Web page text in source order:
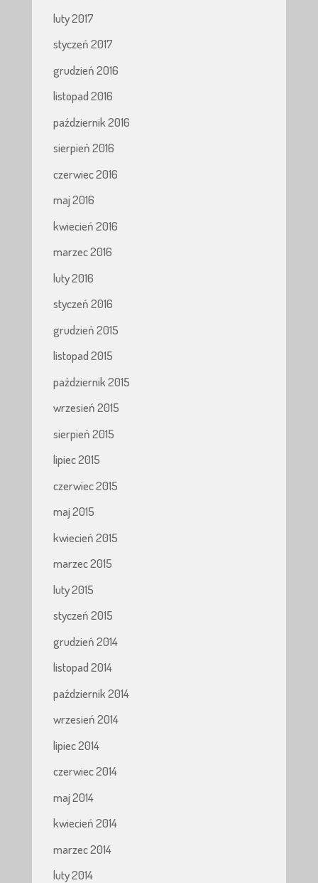
luty 2017
styczeń 2017
grudzień 2016
listopad 2016
październik 2016
sierpień 2016
czerwiec 2016
maj 2016
kwiecień 2016
marzec 2016
luty 2016
styczeń 2016
grudzień 2015
listopad 2015
październik 2015
wrzesień 2015
sierpień 2015
lipiec 2015
czerwiec 2015
maj 2015
kwiecień 2015
marzec 2015
luty 2015
styczeń 2015
grudzień 2014
listopad 2014
październik 2014
wrzesień 2014
lipiec 2014
czerwiec 2014
maj 2014
kwiecień 2014
marzec 2014
luty 2014